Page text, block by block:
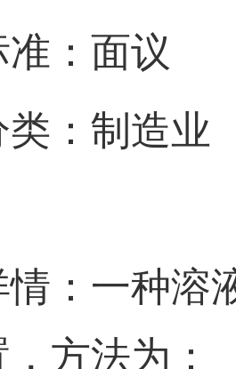
：面议
类：制造业
：一种溶
，方法为：